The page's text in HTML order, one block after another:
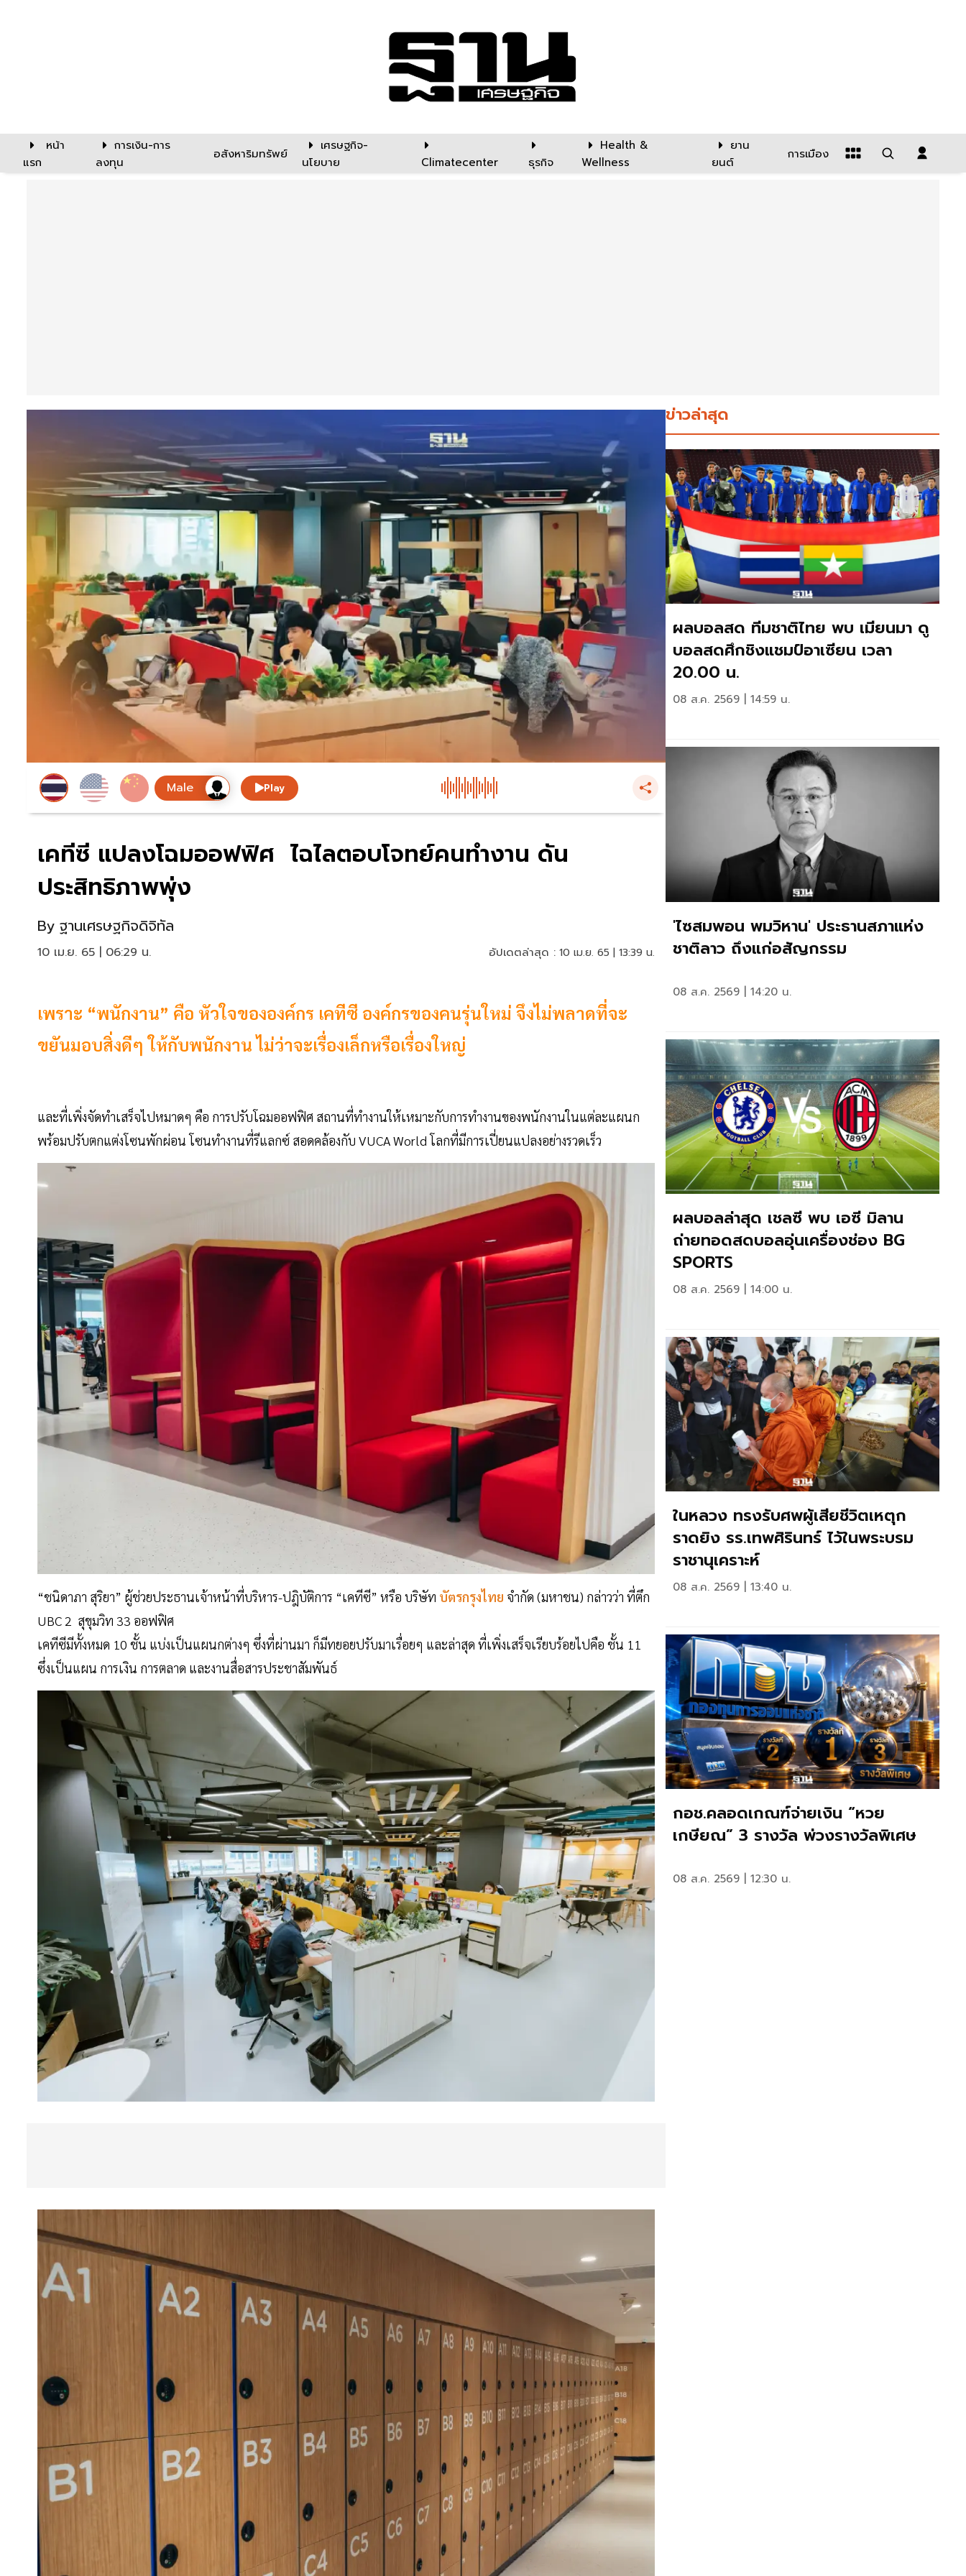
หน้า
แรก
การเงิน-การ
ลงทุน
อสังหาริมทรัพย์
เศรษฐกิจ-
นโยบาย
Climatecenter ธุรกิจ
Health &
Wellness
ยาน
ยนต์
การเมือง
Play
เคทีซี แปลงโฉมออฟฟิศ ไฉไลตอบโจทย์คนทำงาน ดัน
ประสิทธิภาพพุ่ง
By ฐานเศรษฐกิจดิจิทัล
10 เม.ย. 65 | 06:29 น. อัปเดตล่าสุด : 10 เม.ย. 65 | 13:39 น.
เพราะ “พนักงาน” คือ หัวใจขององค์กร เคทีซี องค์กรของคนรุ่นใหม่ จึงไม่พลาดที่จะ
ขยันมอบสิ่งดีๆ ให้กับพนักงาน ไม่ว่าจะเรื่องเล็กหรือเรื่องใหญ่
และที่เพิ่งจัดทำเสร็จไปหมาดๆ คือ การปรับโฉมออฟฟิศ สถานที่ทำงานให้เหมาะกับการทำงานของพนักงานในแต่ละแผนก
พร้อมปรับตกแต่งโซนพักผ่อน โซนทำงานที่รีแลกซ์ สอดคล้องกับ VUCA World โลกที่มีการเปี่ยนแปลงอย่างรวดเร็ว
“ชนิดาภา สุริยา” ผู้ช่วยประธานเจ้าหน้าที่บริหาร-ปฎิบัติการ “เคทีซี” หรือ บริษัท บัตรกรุงไทย จำกัด (มหาชน) กล่าวว่า ที่ตึก
UBC 2 สุขุมวิท 33 ออฟฟิศ
เคทีซีมีทั้งหมด 10 ชั้น แบ่งเป็นแผนกต่างๆ ซึ่งที่ผ่านมา ก็มีทยอยปรับมาเรื่อยๆ และล่าสุด ที่เพิ่งเสร็จเรียบร้อยไปคือ ชั้น 11
ซึ่งเป็นแผน การเงิน การตลาด และงานสื่อสารประชาสัมพันธ์
ข่าวล่าสุด
ผลบอลสด ทีมชาติไทย พบ เมียนมา ดู
บอลสดศึกชิงแชมป์อาเซียน เวลา
20.00 น.
08 ส.ค. 2569 | 14:59 น.
'ไซสมพอน พมวิหาน' ประธานสภาแห่ง
ชาติลาว ถึงแก่อสัญกรรม
08 ส.ค. 2569 | 14:20 น.
ผลบอลล่าสุด เชลซี พบ เอซี มิลาน
ถ่ายทอดสดบอลอุ่นเครื่องช่อง BG
SPORTS
08 ส.ค. 2569 | 14:00 น.
ในหลวง ทรงรับศพผู้เสียชีวิตเหตุก
ราดยิง รร.เทพศิรินทร์ ไว้ในพระบรม
ราชานุเคราะห์
08 ส.ค. 2569 | 13:40 น.
กอช.คลอดเกณฑ์จ่ายเงิน “หวย
เกษียณ” 3 รางวัล พ่วงรางวัลพิเศษ
08 ส.ค. 2569 | 12:30 น.